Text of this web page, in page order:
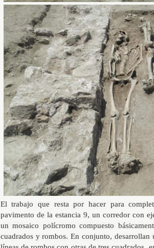
El trabajo que resta por hacer para
pavimento de la estancia 9, un corredor con
un mosaico polícromo compuesto
cuadrados y rombos. En conjunto, desarrollan